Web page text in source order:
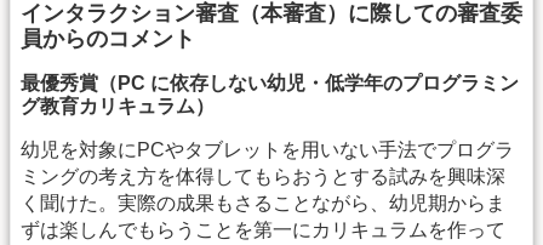
インタラクション審査（本審査）に際しての審査委
員からのコメント
最優秀賞（PC に依存しない幼児・低学年のプログラミン
グ教育カリキュラム）
幼児を対象にPCやタブレットを用いない手法でプログラ
ミングの考え方を体得してもらおうとする試みを興味深
く聞けた。実際の成果もさることながら、幼児期からま
ずは楽しんでもらうことを第一にカリキュラムを作って